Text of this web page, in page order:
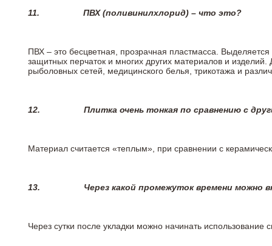
11. ПВХ (поливинилхлорид) – что это?
ПВХ – это бесцветная, прозрачная пластмасса.
защитных перчаток и многих других материалов и
рыболовных сетей, медицинского белья, трикотажа и
12. Плитка очень тонкая по сравнению с
Материал считается «теплым», при сравнении с
13. Через какой промежуток времени можно
Через сутки после укладки можно начинать